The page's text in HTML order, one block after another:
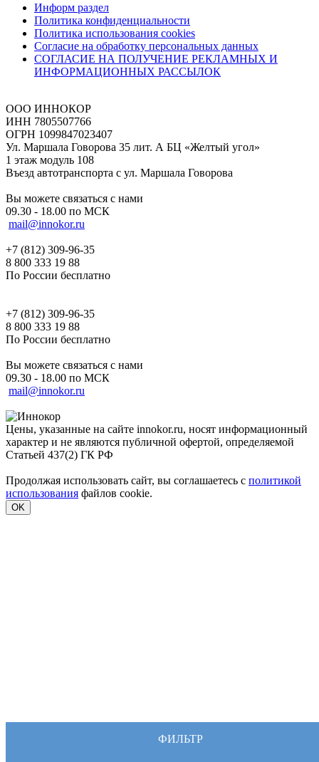
ФИЛЬТР
Информ раздел
Политика конфиденциальности
Политика использования cookies
Согласие на обработку персональных данных
СОГЛАСИЕ НА ПОЛУЧЕНИЕ РЕКЛАМНЫХ И
ИНФОРМАЦИОННЫХ РАССЫЛОК
ООО ИННОКОР
ИНН 7805507766
ОГРН 1099847023407
Ул. Маршала Говорова 35 лит. А БЦ «Желтый угол»
1 этаж модуль 108
Въезд автотранспорта с ул. Маршала Говорова
Вы можете связаться с нами
09.30 - 18.00 по МСК
mail@innokor.ru
+7 (812) 309-96-35
8 800 333 19 88
По России бесплатно
+7 (812) 309-96-35
8 800 333 19 88
По России бесплатно
Вы можете связаться с нами
09.30 - 18.00 по МСК
mail@innokor.ru
Цены, указанные на сайте innokor.ru, носят информационный
характер и не являются публичной офертой, определяемой
Статьей 437(2) ГК РФ
Продолжая использовать сайт, вы соглашаетесь с политикой
использования файлов cookie.
OK